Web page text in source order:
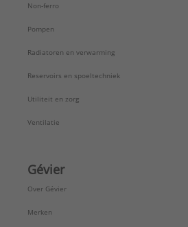
Non-ferro
Pompen
Radiatoren en verwarming
Reservoirs en spoeltechniek
Utiliteit en zorg
Ventilatie
Gévier
Over Gévier
Merken